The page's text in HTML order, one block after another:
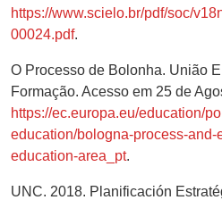
https://www.scielo.br/pdf/soc/
00024.pdf.
O Processo de Bolonha. União
Formação. Acesso em 25 de
https://ec.europa.eu/education/
education/bologna-process-and-
education-area_pt.
UNC. 2018. Planificación